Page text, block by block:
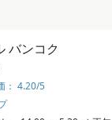
バンコク
： 4.20/5